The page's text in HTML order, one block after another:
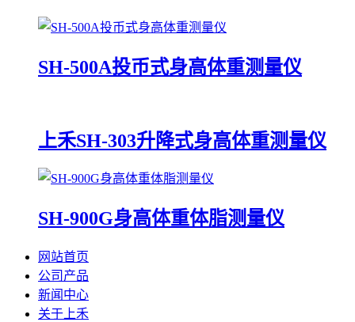
SH-500A投币式身高体重测量仪
上禾SH-303升降式身高体重测量仪
SH-900G身高体重体脂测量仪
网站首页
公司产品
新闻中心
关于上禾